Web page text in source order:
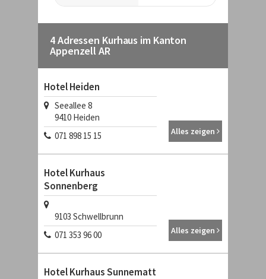
4 Adressen Kurhaus im Kanton
Appenzell AR
Hotel Heiden
Seeallee 8
9410 Heiden
071 898 15 15
Alles zeigen
Hotel Kurhaus
Sonnenberg
9103 Schwellbrunn
071 353 96 00
Alles zeigen
Hotel Kurhaus Sunnematt